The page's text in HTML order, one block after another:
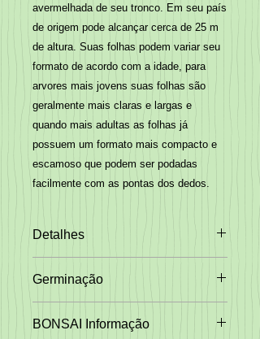
avermelhada de seu tronco. Em seu país
de origem pode alcançar cerca de 25 m
de altura. Suas folhas podem variar seu
formato de acordo com a idade, para
arvores mais jovens suas folhas são
geralmente mais claras e largas e
quando mais adultas as folhas já
possuem um formato mais compacto e
escamoso que podem ser podadas
facilmente com as pontas dos dedos.
Detalhes
Largura:5 a 10m
Altura:10m
Exposição:
Taxa Crescimento:
Germinação
deixe descansar na água por 24
BONSAI Informação